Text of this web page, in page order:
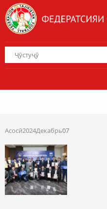
Асосӣ2024Декабрь07